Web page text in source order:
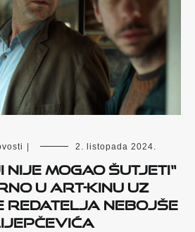
2. listopada 2024.
nije mogao šutjeti“
u Art-kinu uz
redatelja Nebojše